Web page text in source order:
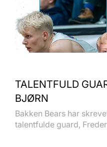
TALENTFULD
BJØRN
Bakken Bears har
talentfulde guard,